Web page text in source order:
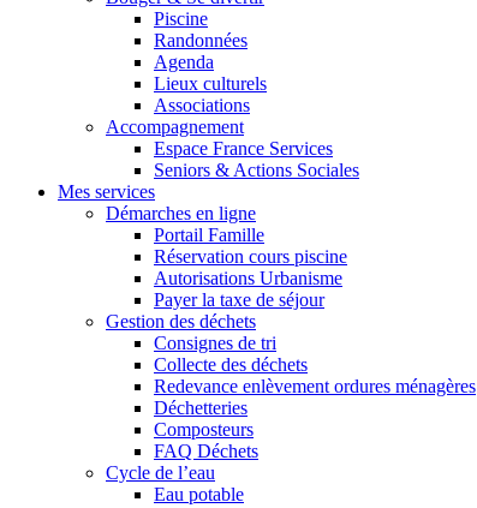
Piscine
Randonnées
Agenda
Lieux culturels
Associations
Accompagnement
Espace France Services
Seniors & Actions Sociales
Mes services
Démarches en ligne
Portail Famille
Réservation cours piscine
Autorisations Urbanisme
Payer la taxe de séjour
Gestion des déchets
Consignes de tri
Collecte des déchets
Redevance enlèvement ordures ménagères
Déchetteries
Composteurs
FAQ Déchets
Cycle de l’eau
Eau potable